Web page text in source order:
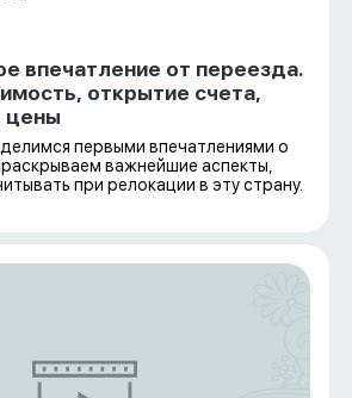
впечатление от переезда.
открытие счета,
цены
первыми впечатлениями о
важнейшие аспекты,
при релокации в эту страну.